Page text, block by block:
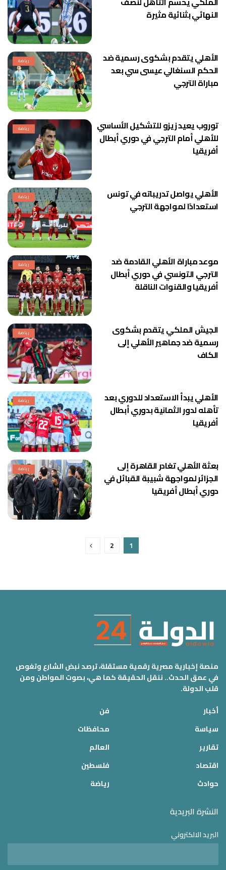
النهائي بثنائية مثيرة
رياضة
الأهلي يتقدم بشكوى رسمية ضد
الحكم السنغالي عيسى سي بعد
مباراة الترجي
رياضة
توروب يعيد زيزو للتشكيل الأساسي
للأهلي أمام الترجي في دوري أبطال
أفريقيا
رياضة
الأهلي يواصل تدريباته في تونس
استعدادًا لمواجهة الترجي
رياضة
موعد مباراة الأهلي القادمة ضد
الترجي التونسي في دوري أبطال
أفريقيا والقنوات الناقلة
رياضة
الجيش الملكي يتقدم بشكوى
رسمية ضد جماهير الأهلي إلى
الكاف
رياضة
الأهلي يبدأ الاستعداد للدوري بعد
تأهله لدور الثمانية بدوري أبطال
أفريقيا
رياضة
بعثة الأهلي تغادر القاهرة إلى
الجزائر لمواجهة شبيبة القبائل في
دوري أبطال أفريقيا
1
2
منصة إخبارية مصرية رقمية مستقلة، ترصد نبض الشارع وتغوص
في عمق الحدث.. ننقل الحقيقة كما هي، بصوت المواطن ومن
قلب الدولة.
أخبار
سياسة
تقارير
اقتصاد
حوادث
فن
محافظات
العالم
فلسطين
رياضة
النشرة البريدية
البريد الالكتروني